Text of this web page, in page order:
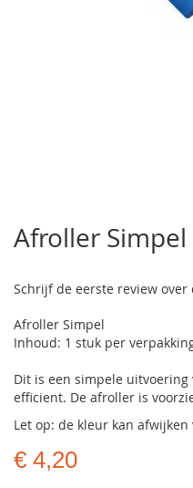
het
begin
de
gallerij
Afroller Simpel
Schrijf de eerste review
Afroller Simpel
Inhoud: 1 stuk per
Dit is een simpele
efficient. De afroller is
Let op: de kleur kan afwijken
€ 4,20